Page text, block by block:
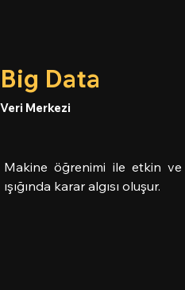
Big Data
Veri Merkezi
Makine öğrenimi ile etkin
ışığında karar algısı oluşur.